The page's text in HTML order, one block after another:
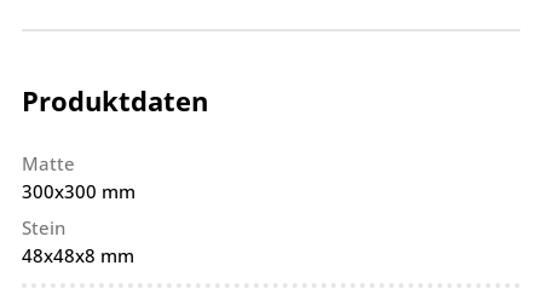
Produktdaten
Matte
300x300 mm
Stein
48x48x8 mm